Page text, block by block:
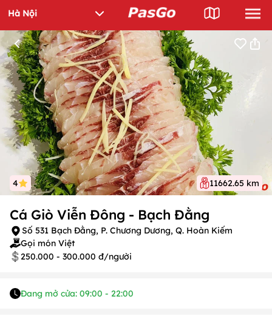
4 11662.65 km
Cá Giò Viễn Đông - Bạch Đằng
Số 531 Bạch Đằng, P. Chương Dương, Q. Hoàn Kiếm
Gọi món Việt
250.000 - 300.000 đ/người
Đang mở cửa: 09:00 - 22:00